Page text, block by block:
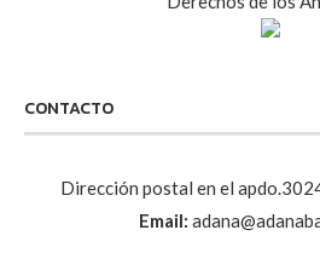
CONTACTO
Dirección postal en el
Email: